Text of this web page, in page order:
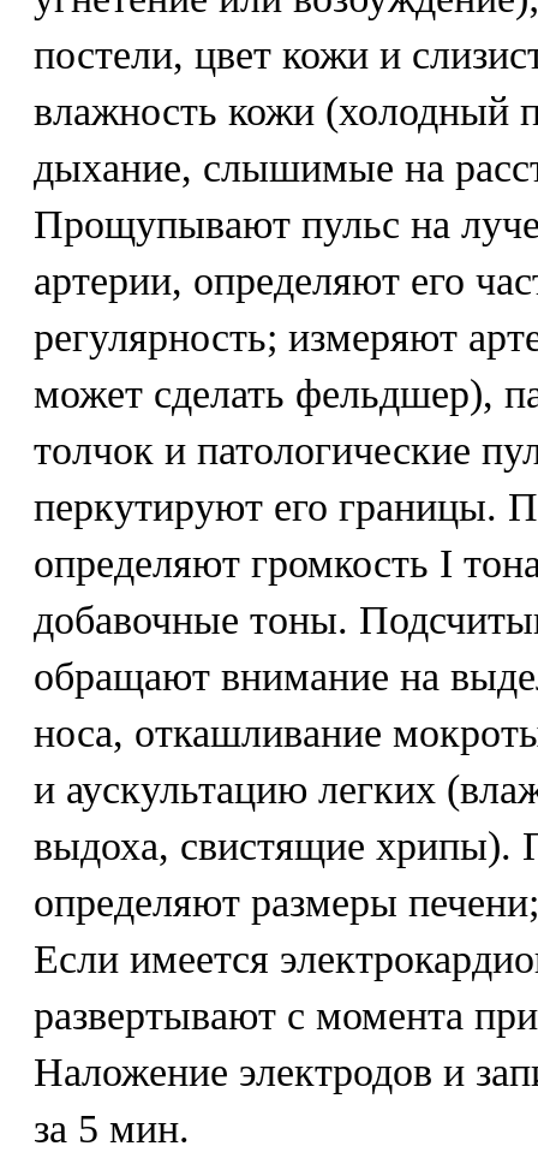
постели, цвет кожи и
влажность кожи (холодный
дыхание, слышимые на
Прощупывают пульс на
артерии, определяют его
регулярность; измеряют
может сделать фельдшер),
толчок и патологические
перкутируют его границы.
определяют громкость I
добавочные тоны.
обращают внимание на
носа, откашливание
и аускультацию легких
выдоха, свистящие хрипы).
определяют размеры
Если имеется
развертывают с момента
Наложение электродов и
за 5 мин.